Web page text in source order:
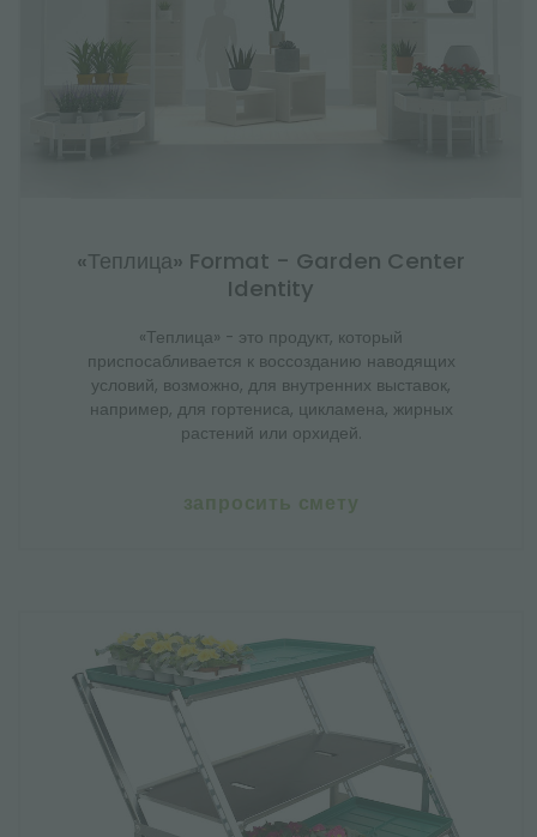
«Теплица» Format - Garden Center
Identity
«Теплица» - это продукт, который
приспосабливается к воссозданию наводящих
условий, возможно, для внутренних выставок,
например, для гортениса, цикламена, жирных
растений или орхидей.
запросить смету